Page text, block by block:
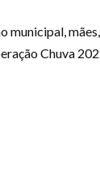
municipal,
Chuva